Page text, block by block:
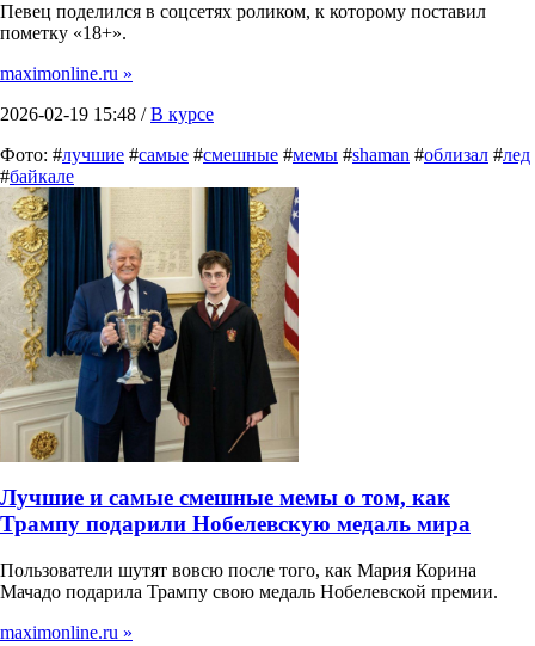
Певец поделился в соцсетях роликом, к которому поставил
пометку «18+».
maximonline.ru »
2026-02-19 15:48 /В курсе
Фото: #лучшие #самые #смешные #мемы #shaman #облизал #лед
#байкале
Лучшие и самые смешные мемы о том, как
Трампу подарили Нобелевскую медаль мира
Пользователи шутят вовсю после того, как Мария Корина
Мачадо подарила Трампу свою медаль Нобелевской премии.
maximonline.ru »